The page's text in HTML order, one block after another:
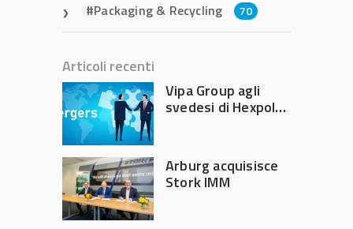
Packaging & Recycling 70
Articoli recenti
Vipa Group agli
svedesi di Hexpol
Arburg acquisisce
Stork IMM